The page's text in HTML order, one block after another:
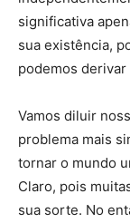
significativa
sua existência,
podemos
Vamos diluir
problema mais
tornar o mundo
Claro, pois
sua sorte. No